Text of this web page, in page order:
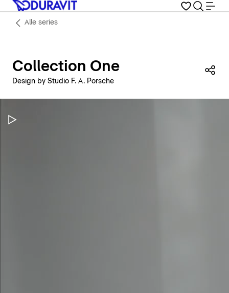
Alle series
Collection One
Design by Studio F. A. Porsche
Video pauzeren